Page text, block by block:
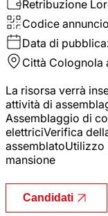
Retribuzione
Codice annuncio
Data di
Città Colognola
La risorsa verrà
attività di
Assemblaggio di
elettriciVerifica
assemblatoUtilizzo
mansione
Candidati